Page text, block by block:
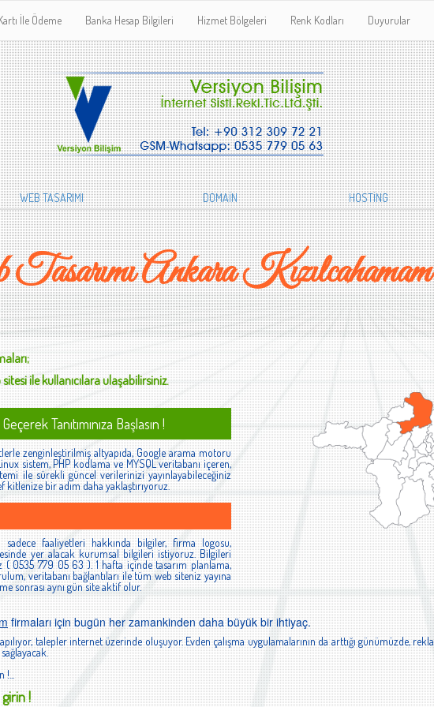
İle Ödeme Banka Hesap Bilgileri Hizmet Bölgeleri Renk Kodları Duyurular
WEB TASARIMI DOMAİN HOSTİNG
Ankara Kızılcahamam
ile kullanıcılara ulaşabilirsiniz.
Tanıtımınıza Başlasın !
zenginleştirilmiş altyapıda, Google arama motoru
sistem, PHP kodlama ve MYSQL veritabanı içeren,
ile sürekli güncel verilerinizi yayınlayabileceğiniz
kitlenize bir adım daha yaklaştırıyoruz.
sadece faaliyetleri hakkında bilgiler, firma logosu,
yer alacak kurumsal bilgileri istiyoruz. Bilgileri
0535 779 05 63 ). 1 hafta içinde tasarım planlama,
veritabanı bağlantıları ile tüm web siteniz yayına
sonrası aynı gün site aktif olur.
firmaları için bugün her zamankinden daha büyük bir ihtiyaç.
talepler internet üzerinde oluşuyor. Evden çalışma uygulamalarının da arttığı günümüzde,
!...
!